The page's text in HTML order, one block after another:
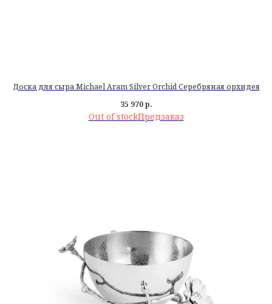
Доска для сыра Michael Aram Silver Orchid Серебряная орхидея
35 970 р.
Out of stock